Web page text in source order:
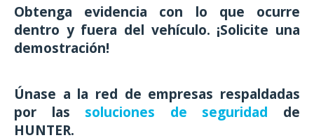
Obtenga evidencia con lo que ocurre
dentro y fuera del vehículo. ¡Solicite una
demostración!
Únase a la red de empresas respaldadas
por las soluciones de seguridad de
HUNTER.